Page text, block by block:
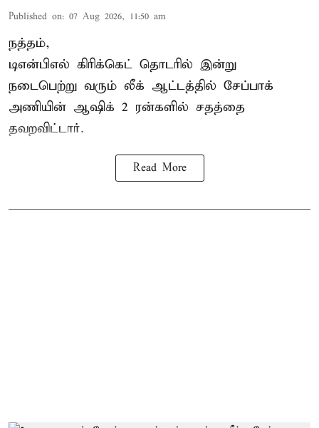
Published on: 07 Aug 2026, 11:50 am
நத்தம்,
டிஎன்பிஎல் கிரிக்கெட் தொடரில் இன்று
நடைபெற்று வரும் லீக் ஆட்டத்தில் சேப்பாக்
அணியின் ஆஷிக் 2 ரன்களில் சதத்தை
தவறவிட்டார்.
Read More